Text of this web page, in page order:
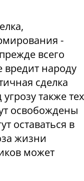
-
всего
вредит народу
сделка
также тех
освобождены
оставаться в
жизни
может